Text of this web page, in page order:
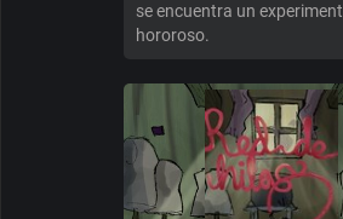
se encuentra un
hororoso.